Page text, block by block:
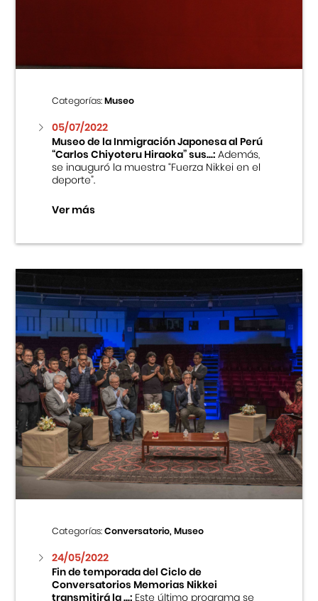
Cursos
Museo de la Inmigración Japonesa
Fondo Editorial
Teatro Peruano Japonés
Categorías:Museo
05/07/2022
Museo de la Inmigración Japonesa al Perú
“Carlos Chiyoteru Hiraoka” sus...:Además,
se inauguró la muestra “Fuerza Nikkei en el
deporte”.
Ver más
Categorías:Conversatorio, Museo
24/05/2022
Fin de temporada del Ciclo de
Conversatorios Memorias Nikkei
transmitirá la ...:Este último programa se